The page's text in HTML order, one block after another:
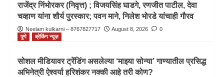
राजेंद्र निंभोरकर (निवृत्त) ; विजयसिंह घाडगे, रणजीत पाटील, देवा
चव्हाण यांना शौर्य पुरस्कार; पवन माने, निलेश भोरडे यांचाही गौरव
Neelam kulkarni – 8767827717 August 8, 2026
0
पुणे
ब्रेकिंग न्यूज़
सोशल मीडियावर ट्रेंडिंग असलेल्या ‘माझ्या सोन्या’ गाण्यातील प्रसिद्ध
अभिनेत्री ऐश्वर्या हरिशंकर नक्की आहे तरी कोण?